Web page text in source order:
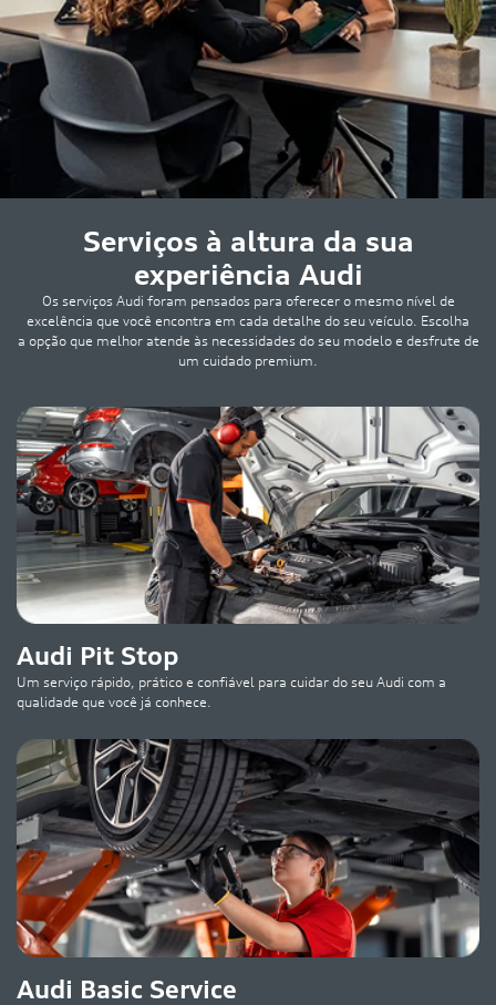
Serviços à altura da sua
experiência Audi
Os serviços Audi foram pensados para oferecer o mesmo nível de
excelência que você encontra em cada detalhe do seu veículo. Escolha
a opção que melhor atende às necessidades do seu modelo e desfrute de
um cuidado premium.
Audi Pit Stop
Um serviço rápido, prático e confiável para cuidar do seu Audi com a
qualidade que você já conhece.
Audi Basic Service